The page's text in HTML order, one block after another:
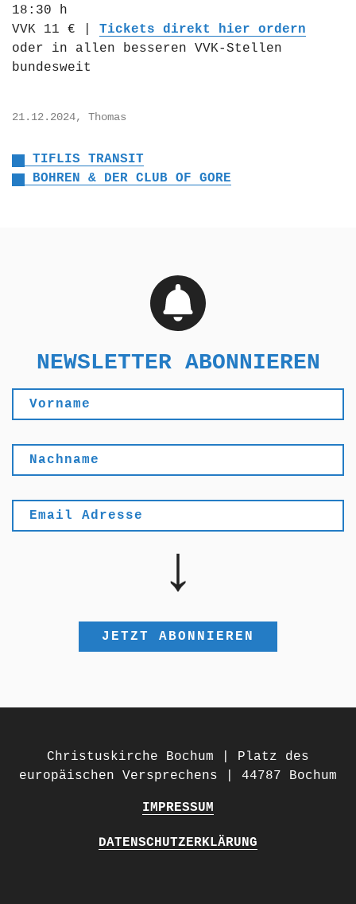
18:30 h
VVK 11 € | Tickets direkt hier ordern
oder in allen besseren VVK-Stellen
bundesweit
21.12.2024, Thomas
TIFLIS TRANSIT
BOHREN & DER CLUB OF GORE
NEWSLETTER ABONNIEREN
Christuskirche Bochum | Platz des
europäischen Versprechens | 44787 Bochum
IMPRESSUM
DATENSCHUTZERKLÄRUNG